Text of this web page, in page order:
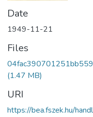
Date
1949-11-21
Files
(1.47 MB)
URI
https://bea.fszek.hu/